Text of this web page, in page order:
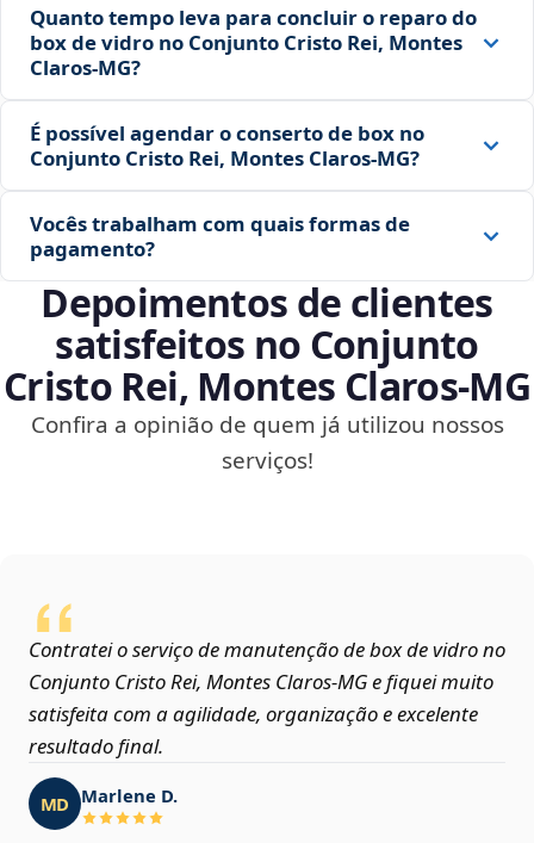
Quanto tempo leva para concluir o reparo do
box de vidro no Conjunto Cristo Rei, Montes
Claros‑MG?
É possível agendar o conserto de box no
Conjunto Cristo Rei, Montes Claros‑MG?
Vocês trabalham com quais formas de
pagamento?
Depoimentos de clientes
satisfeitos no Conjunto
Cristo Rei, Montes Claros‑MG
Confira a opinião de quem já utilizou nossos
serviços!
Contratei o serviço de manutenção de box de vidro no
Conjunto Cristo Rei, Montes Claros‑MG e fiquei muito
satisfeita com a agilidade, organização e excelente
resultado final.
MD Marlene D.